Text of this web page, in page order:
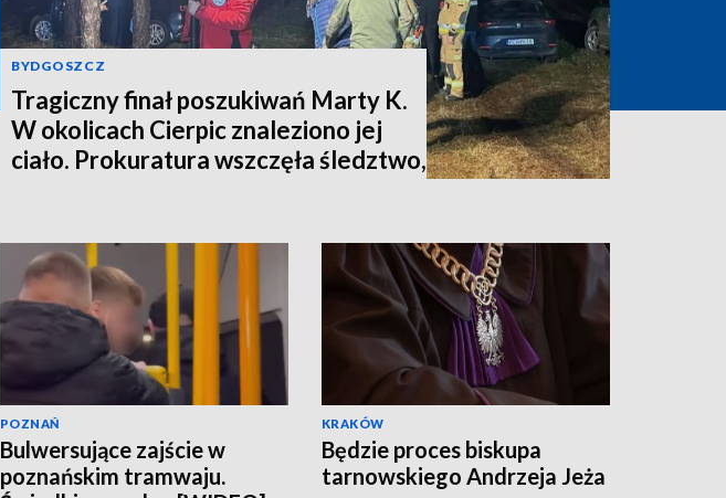
BYDGOSZCZ
Tragiczny finał poszukiwań Marty K.
W okolicach Cierpic znaleziono jej
ciało. Prokuratura wszczęła śledztwo,
POZNAŃ
Bulwersujące zajście w
poznańskim tramwaju.
KRAKÓW
Będzie proces biskupa
tarnowskiego Andrzeja Jeża